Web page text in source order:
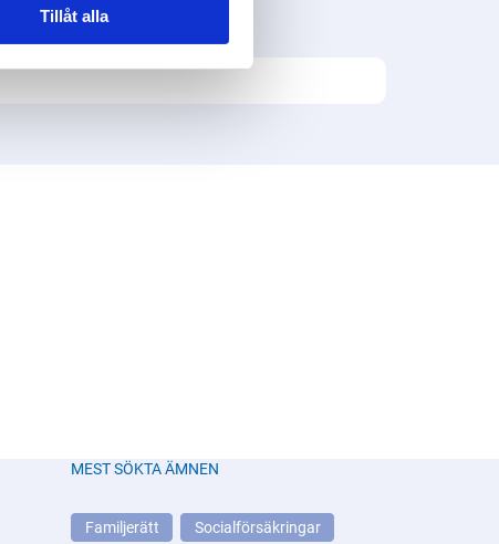
Tillåt alla
MEST SÖKTA ÄMNEN
Familjerätt
Socialförsäkringar